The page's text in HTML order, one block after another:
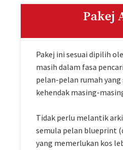
Pakej
Pakej ini sesuai dipilih
masih dalam fasa
pelan-pelan rumah yang
kehendak masing-
Tidak perlu melantik
semula pelan blueprint
yang memerlukan kos